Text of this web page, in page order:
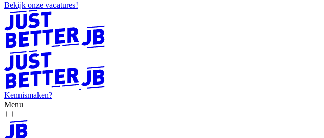
Bekijk onze vacatures!
Kennismaken?
Menu